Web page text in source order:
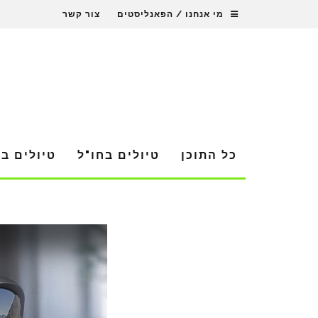
מי אנחנו / הפאנליסטים צור קשר
כל התוכן טיולים בחו"ל טיולים